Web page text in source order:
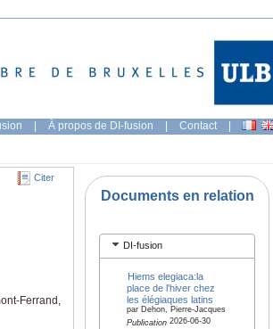
| À propos de DI-fusion | Contact |
Citer
Ferrand,
Documents en relation
DI-fusion
Hiems elegiaca:la
place de l'hiver chez
les élégiaques latins
par Dehon, Pierre-Jacques
Publication2026-06-30